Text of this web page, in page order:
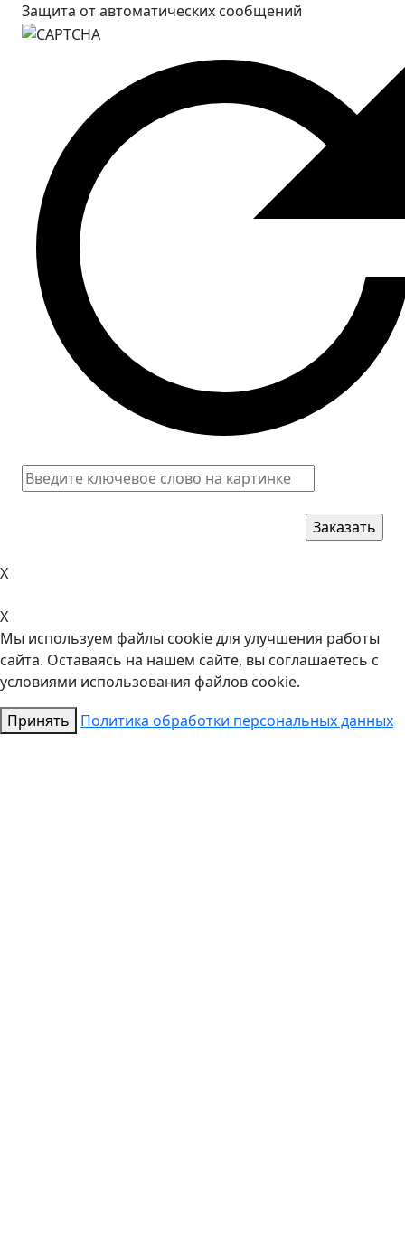
Защита от автоматических сообщений
X
X
Мы используем файлы cookie для улучшения работы
сайта. Оставаясь на нашем сайте, вы соглашаетесь с
условиями использования файлов cookie.
Принять
Политика обработки персональных данных